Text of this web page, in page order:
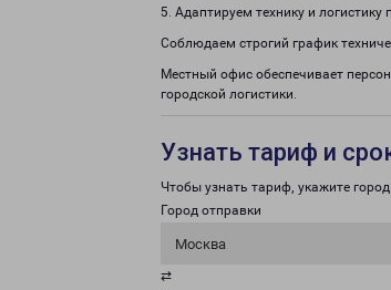
5. Адаптируем технику и
Соблюдаем строгий график
Местный офис обеспечивает
городской логистики.
Узнать тариф и
Чтобы узнать тариф, укажите
Город отправки
Москва
⇄